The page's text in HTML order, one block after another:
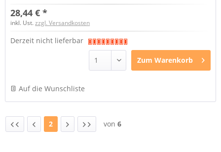
28,44 € *
inkl. Ust.zzgl. Versandkosten
Derzeit nicht lieferbar
Zum Warenkorb
Auf die Wunschliste
2 von 6